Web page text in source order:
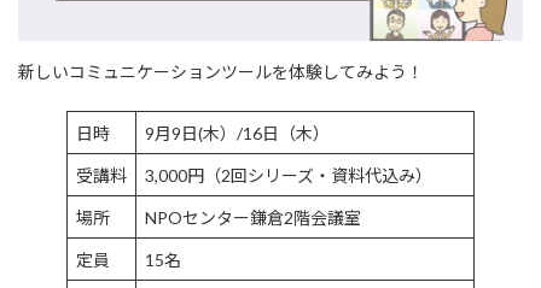
新しいコミュニケーションツールを体験してみよう！
日時 9月9日(木）/16日（木）
受講料 3,000円（2回シリーズ・資料代込み）
場所 NPOセンター鎌倉2階会議室
定員 15名